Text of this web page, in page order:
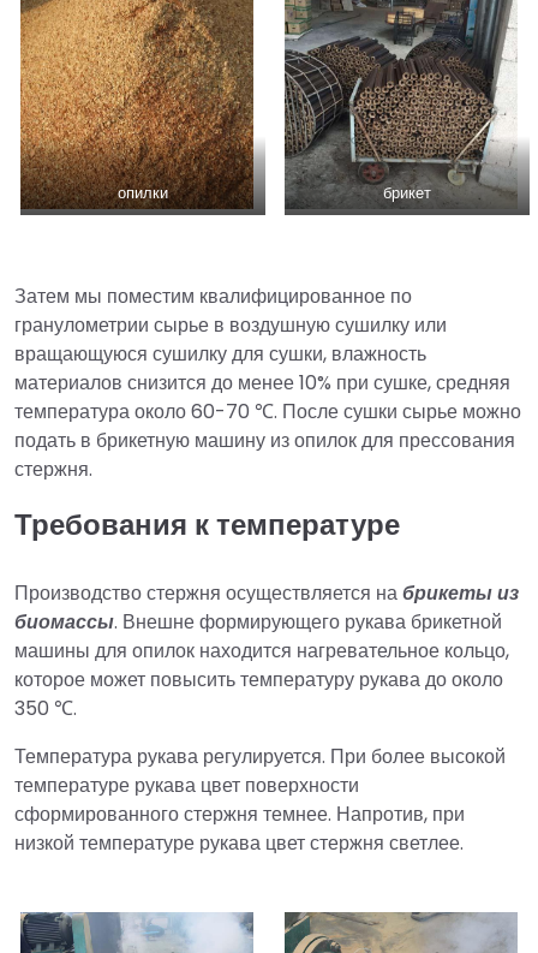
опилки брикет
Затем мы поместим квалифицированное по
гранулометрии сырье в воздушную сушилку или
вращающуюся сушилку для сушки, влажность
материалов снизится до менее 10% при сушке, средняя
температура около 60-70 ℃. После сушки сырье можно
подать в брикетную машину из опилок для прессования
стержня.
Требования к температуре
Производство стержня осуществляется набрикеты из
биомассы. Внешне формирующего рукава брикетной
машины для опилок находится нагревательное кольцо,
которое может повысить температуру рукава до около
350 ℃.
Температура рукава регулируется. При более высокой
температуре рукава цвет поверхности
сформированного стержня темнее. Напротив, при
низкой температуре рукава цвет стержня светлее.